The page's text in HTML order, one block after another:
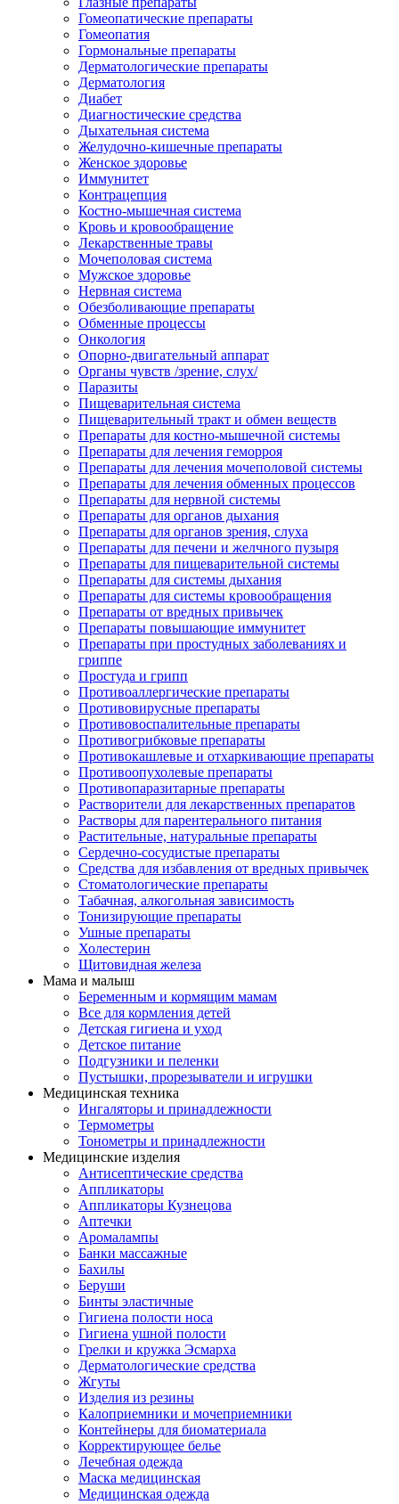
Гомеопатические препараты
Гомеопатия
Гормональные препараты
Дерматологические препараты
Дерматология
Диабет
Диагностические средства
Дыхательная система
Желудочно-кишечные препараты
Женское здоровье
Иммунитет
Контрацепция
Костно-мышечная система
Кровь и кровообращение
Лекарственные травы
Мочеполовая система
Мужское здоровье
Нервная система
Обезболивающие препараты
Обменные процессы
Онкология
Опорно-двигательный аппарат
Органы чувств /зрение, слух/
Паразиты
Пищеварительная система
Пищеварительный тракт и обмен веществ
Препараты для костно-мышечной системы
Препараты для лечения геморроя
Препараты для лечения мочеполовой системы
Препараты для лечения обменных процессов
Препараты для нервной системы
Препараты для органов дыхания
Препараты для органов зрения, слуха
Препараты для печени и желчного пузыря
Препараты для пищеварительной системы
Препараты для системы дыхания
Препараты для системы кровообращения
Препараты от вредных привычек
Препараты повышающие иммунитет
Препараты при простудных заболеваниях и
гриппе
Простуда и грипп
Противоаллергические препараты
Противовирусные препараты
Противовоспалительные препараты
Противогрибковые препараты
Противокашлевые и отхаркивающие препараты
Противоопухолевые препараты
Противопаразитарные препараты
Растворители для лекарственных препаратов
Растворы для парентерального питания
Растительные, натуральные препараты
Сердечно-сосудистые препараты
Средства для избавления от вредных привычек
Стоматологические препараты
Табачная, алкогольная зависимость
Тонизирующие препараты
Ушные препараты
Холестерин
Щитовидная железа
Мама и малыш
Беременным и кормящим мамам
Все для кормления детей
Детская гигиена и уход
Детское питание
Подгузники и пеленки
Пустышки, прорезыватели и игрушки
Медицинская техника
Ингаляторы и принадлежности
Термометры
Тонометры и принадлежности
Медицинские изделия
Антисептические средства
Аппликаторы
Аппликаторы Кузнецова
Аптечки
Аромалампы
Банки массажные
Бахилы
Беруши
Бинты эластичные
Гигиена полости носа
Гигиена ушной полости
Грелки и кружка Эсмарха
Дерматологические средства
Жгуты
Изделия из резины
Калоприемники и мочеприемники
Контейнеры для биоматериала
Корректирующее белье
Лечебная одежда
Маска медицинская
Медицинская одежда